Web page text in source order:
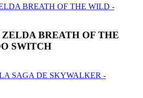
BREATH OF THE
SWITCH